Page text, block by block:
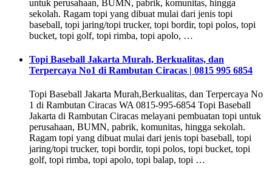
untuk perusahaan, BUMN, pabrik, komunitas, hingga
sekolah. Ragam topi yang dibuat mulai dari jenis topi
baseball, topi jaring/topi trucker, topi bordir, topi polos, topi
bucket, topi golf, topi rimba, topi apolo, …
Topi Baseball Jakarta Murah, Berkualitas, dan
Terpercaya No1 di Rambutan Ciracas | 0815 995 6854
Topi Baseball Jakarta Murah,Berkualitas, dan Terpercaya No
1 di Rambutan Ciracas WA 0815-995-6854 Topi Baseball
Jakarta di Rambutan Ciracas melayani pembuatan topi untuk
perusahaan, BUMN, pabrik, komunitas, hingga sekolah.
Ragam topi yang dibuat mulai dari jenis topi baseball, topi
jaring/topi trucker, topi bordir, topi polos, topi bucket, topi
golf, topi rimba, topi apolo, topi balap, topi …